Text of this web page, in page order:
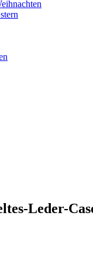
Leder-